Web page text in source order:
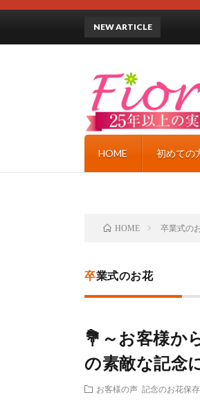
HOME 初めての
NEW ARTICLE
HOME 卒業式の
卒業式のお花
💐～お客様か
の素敵な記念
お客様の声 記念のお花保